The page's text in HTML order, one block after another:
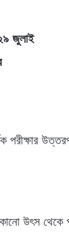
জুলাই
পরীক্ষার
উৎস থেকে